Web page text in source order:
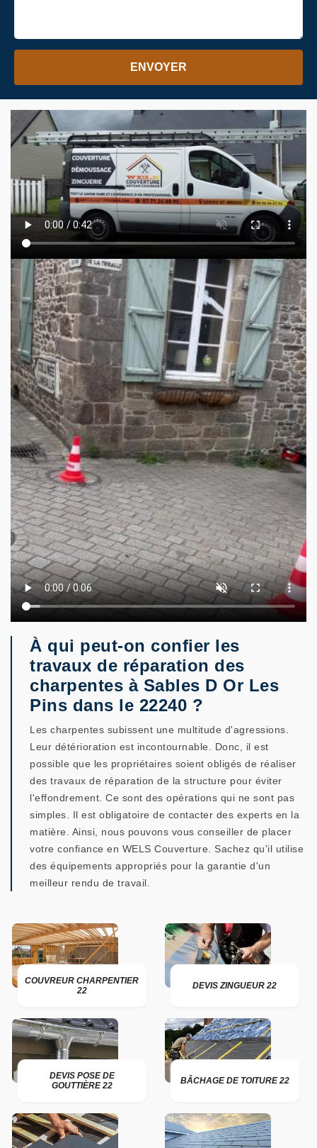
À qui peut-on confier les
travaux de réparation des
charpentes à Sables D Or Les
Pins dans le 22240 ?
Les charpentes subissent une multitude d'agressions.
Leur détérioration est incontournable. Donc, il est
possible que les propriétaires soient obligés de réaliser
des travaux de réparation de la structure pour éviter
l'effondrement. Ce sont des opérations qui ne sont pas
simples. Il est obligatoire de contacter des experts en la
matière. Ainsi, nous pouvons vous conseiller de placer
votre confiance en WELS Couverture. Sachez qu'il utilise
des équipements appropriés pour la garantie d'un
meilleur rendu de travail.
COUVREUR CHARPENTIER
22
DEVIS ZINGUEUR 22
DEVIS POSE DE
GOUTTIÈRE 22
BÂCHAGE DE TOITURE 22